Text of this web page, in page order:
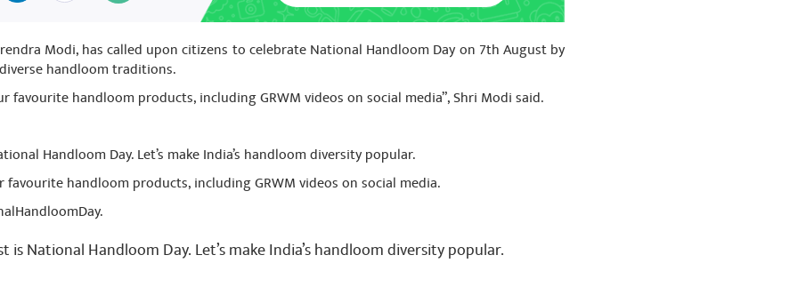
May 18, 2023
May 18, 2023
Modi, has called upon citizens to celebrate National Handloom Day on 7th August by
handloom traditions.
favourite handloom products, including GRWM videos on social media”, Shri Modi said.
Handloom Day. Let’s make India’s handloom diversity popular.
favourite handloom products, including GRWM videos on social media.
National Handloom Day. Let’s make India’s handloom diversity popular.